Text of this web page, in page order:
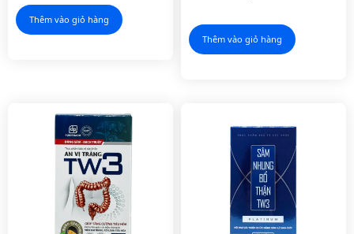
Thêm vào giỏ hàng
Thêm vào giỏ hàng